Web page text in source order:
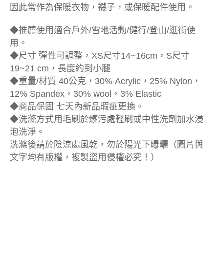
因此常作為保暖衣物，襪子，或保暖配件使用。
◆推薦使用適合戶外/雪地活動/健行/登山/逛街使
用。
◆尺寸 彈性可調整，XS尺寸14~16cm，S尺寸
19~21 cm，長度約到小腿
◆重量/材質 40公克，30% Acrylic，25% Nylon，
12% Spandex，30% wool，3% Elastic
◆商品保固 七天內新品瑕疵更換。
◆洗滌方式用毛刷於髒污處輕刷或中性洗劑加水浸
泡洗淨。
洗滌後請於陰涼處風乾，勿於陽光下曝曬（圖片與
文字均有版權，複製盜用侵權必究！）